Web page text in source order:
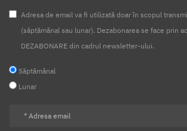
Adresa de email va fi utilizată doar în scopul
(săptămânal sau lunar). Dezabonarea se face prin
DEZABONARE din cadrul newsletter-ului.
Săptămânal
Lunar